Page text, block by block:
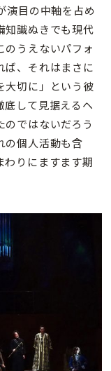
演目の中軸を占め
知識ぬきでも現代
のうえないパフォ
ば、それはまさに
大切に」という彼
底して見据えるヘ
ではないだろう
の個人活動も含
わりにますます期